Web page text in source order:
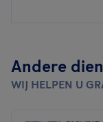
Andere
WIJ HELPEN U